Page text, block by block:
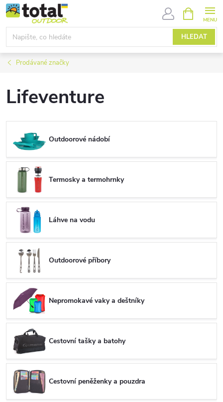
Přejít
na
obsah
HLEDAT
NÁKUPNÍ
KOŠÍK
Prodávané značky
Lifeventure
Outdoorové nádobí
Termosky a termohrnky
Láhve na vodu
Outdoorové příbory
Nepromokavé vaky a deštníky
Cestovní tašky a batohy
Cestovní peněženky a pouzdra